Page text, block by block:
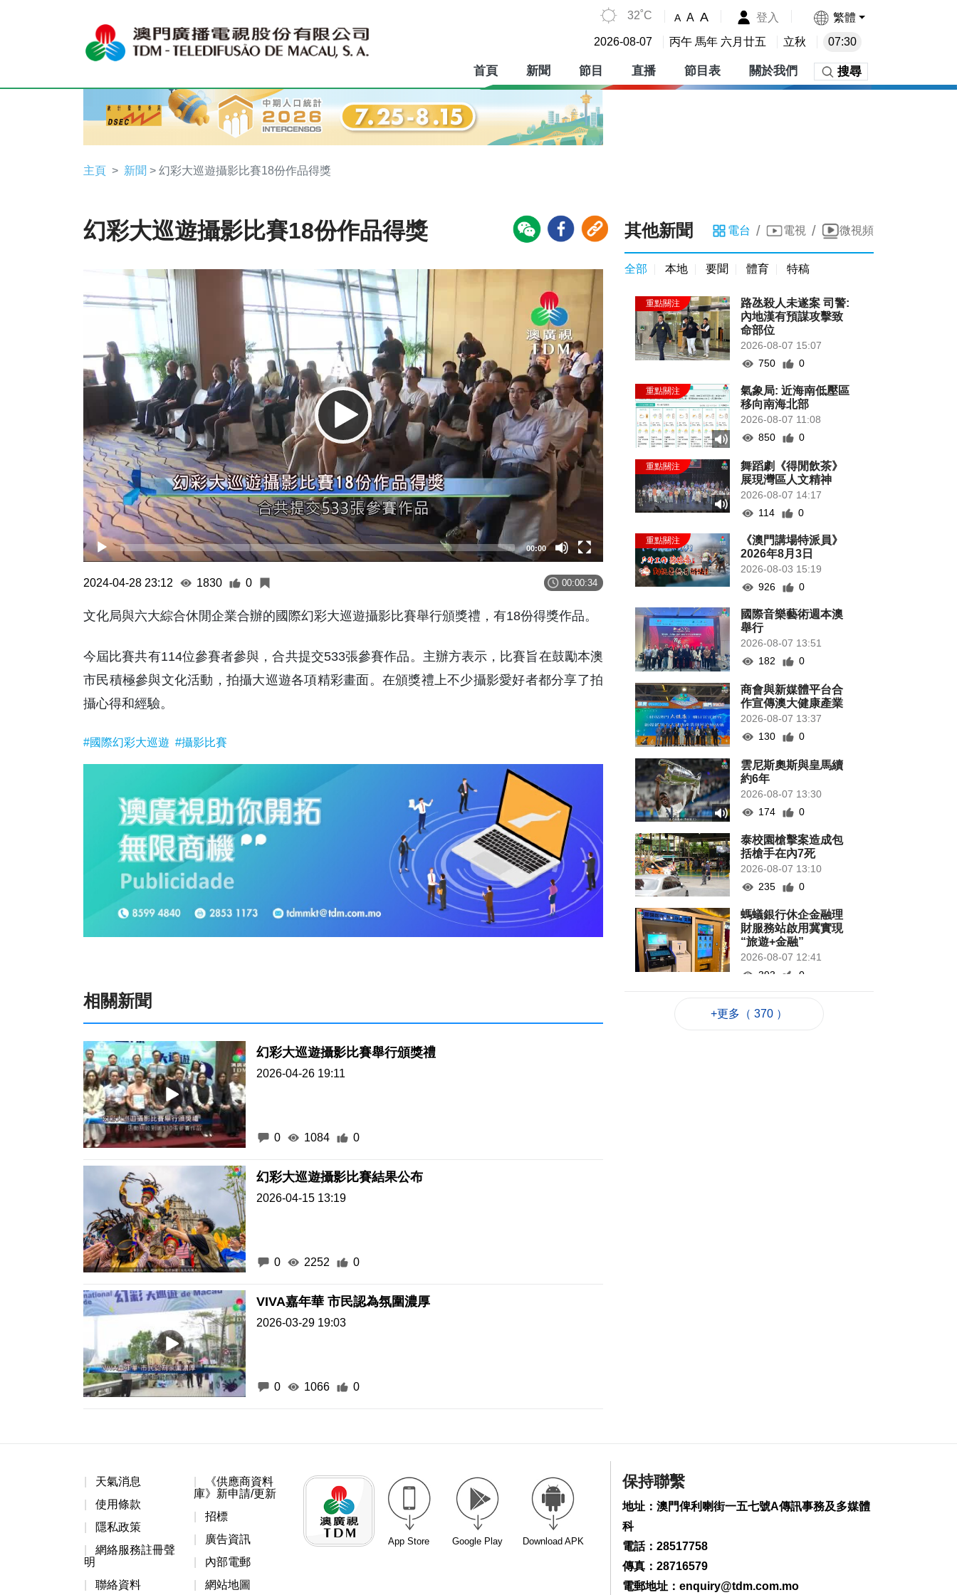
32˚C A A A 登入 繁體
2026-08-07 丙午 馬年 六月廿五 立秋 07:30
首頁 新聞 節目 直播 節目表 關於我們 搜尋
主頁 新聞 > 幻彩大巡遊攝影比賽18份作品得獎
幻彩大巡遊攝影比賽18份作品得獎
Player
00:00
2024-04-28 23:12 1830 0 00:00:34
文化局與六大綜合休閒企業合辦的國際幻彩大巡遊攝影比賽舉行頒獎禮，有18份得獎作品。
今屆比賽共有114位參賽者參與，合共提交533張參賽作品。主辦方表示，比賽旨在鼓勵本澳
市民積極參與文化活動，拍攝大巡遊各項精彩畫面。在頒獎禮上不少攝影愛好者都分享了拍
攝心得和經驗。
#國際幻彩大巡遊 #攝影比賽
相關新聞
幻彩大巡遊攝影比賽舉行頒獎禮
2026-04-26 19:11
0 1084 0
幻彩大巡遊攝影比賽結果公布
2026-04-15 13:19
0 2252 0
VIVA嘉年華 市民認為氛圍濃厚
2026-03-29 19:03
0 1066 0
其他新聞 電台 / 電視 / 微視頻
全部 本地 要聞 體育 特稿
路氹殺人未遂案 司警:
內地漢有預謀攻擊致
命部位
2026-08-07 15:07
750
0
氣象局: 近海南低壓區
移向南海北部
2026-08-07 11:08
850
0
舞蹈劇《得閒飲茶》
展現灣區人文精神
2026-08-07 14:17
114
0
《澳門講場特派員》
2026年8月3日
2026-08-03 15:19
926
0
國際音樂藝術週本澳
舉行
2026-08-07 13:51
182
0
商會與新媒體平台合
作宣傳澳大健康產業
2026-08-07 13:37
130
0
雲尼斯奧斯與皇馬續
約6年
2026-08-07 13:30
174
0
泰校園槍擊案造成包
括槍手在內7死
2026-08-07 13:10
235
0
螞蟻銀行休企金融理
財服務站啟用冀實現
“旅遊+金融”
2026-08-07 12:41
393
0
27日演習強化應急處
350
0
2026-08-07 11:28
+更多（ 370 ）
天氣消息
使用條款
隱私政策
網絡服務註冊聲
明
聯絡資料
《供應商資料
庫》新申請/更新
招標
廣告資訊
內部電郵
網站地圖
App Store Google Play Download APK
保持聯繫
地址：澳門俾利喇街一五七號A傳訊事務及多媒體
科
電話：28517758
傳真：28716579
電郵地址： enquiry@tdm.com.mo